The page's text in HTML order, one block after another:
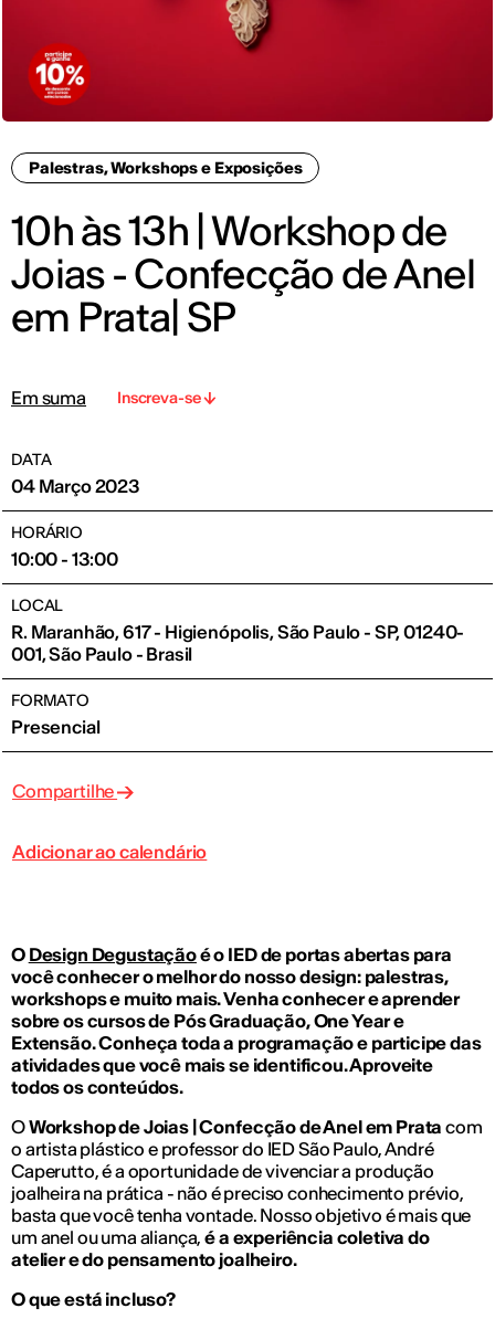
Palestras, Workshops e Exposições
10h às 13h | Workshop de
Joias - Confecção de Anel
em Prata| SP
Em suma Inscreva-se
DATA
04 Março 2023
HORÁRIO
10:00 - 13:00
LOCAL
R. Maranhão, 617 - Higienópolis, São Paulo - SP, 01240-
001, São Paulo - Brasil
FORMATO
Presencial
Compartilhe
Adicionar ao calendário
O Design Degustaçãoé o IED de portas abertas para
você conhecer o melhor do nosso design: palestras,
workshops e muito mais. Venha conhecer e aprender
sobre os cursos de Pós Graduação, One Year e
Extensão. Conheça toda a programação e participe das
atividades que você mais se identificou. Aproveite
todos os conteúdos.
OWorkshop de Joias | Confecção de Anel em Prata com
o artista plástico e professor do IED São Paulo, André
Caperutto, é a oportunidade de vivenciar a produção
joalheira na prática - não é preciso conhecimento prévio,
basta que você tenha vontade. Nosso objetivo é mais que
um anel ou uma aliança,é a experiência coletiva do
atelier e do pensamento joalheiro.
O que está incluso?